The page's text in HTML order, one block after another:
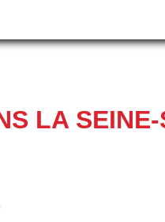
LA